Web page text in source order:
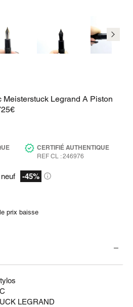
Legrand A Piston
CERTIFIÉ AUTHENTIQUE
REF CL : 246976
neuf -45%
prix baisse
LEGRAND